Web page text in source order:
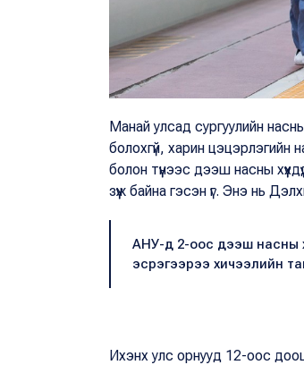
Манай улсад сургуулийн
болохгүй, харин цэцэрлэгийн
болон түүнээс дээш насны
зүүж байна гэсэн үг. Энэ нь
АНУ-д 2-оос дээш насны
эсрэгээрээ хичээлийн
Ихэнх улс орнууд 12-оос доош